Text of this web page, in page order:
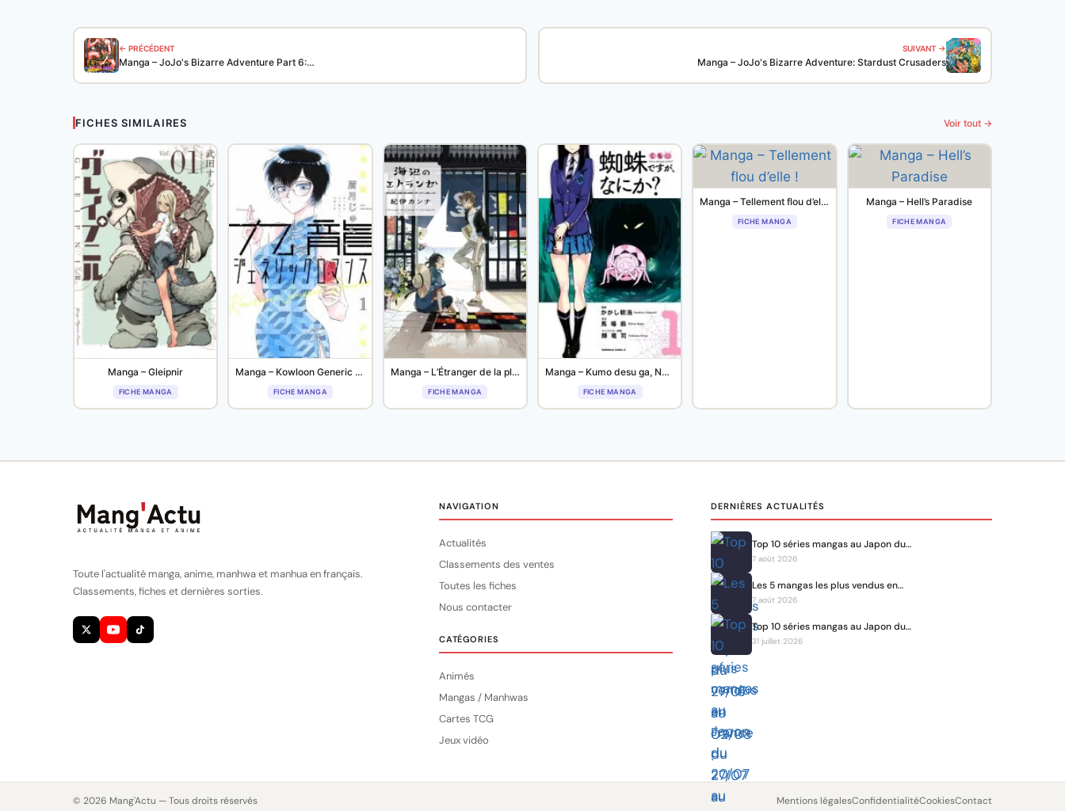
← PRÉCÉDENT
Manga – JoJo's Bizarre Adventure Part 6:…
SUIVANT →
Manga – JoJo's Bizarre Adventure: Stardust Crusaders
FICHES SIMILAIRES Voir tout →
Manga – Gleipnir
FICHE MANGA
Manga – Kowloon Generic Romance
FICHE MANGA
Manga – L’Étranger de la plage
FICHE MANGA
Manga – Kumo desu ga, Nani ka?
FICHE MANGA
Manga – Tellement flou d’elle !
FICHE MANGA
Manga – Hell’s Paradise
FICHE MANGA
Toute l'actualité manga, anime, manhwa et manhua en français.
Classements, fiches et dernières sorties.
NAVIGATION
Actualités
Classements des ventes
Toutes les fiches
Nous contacter
CATÉGORIES
Animés
Mangas / Manhwas
Cartes TCG
Jeux vidéo
DERNIÈRES ACTUALITÉS
Top 10 séries mangas au Japon du…
7 août 2026
Les 5 mangas les plus vendus en…
7 août 2026
Top 10 séries mangas au Japon du…
31 juillet 2026
© 2026 Mang'Actu — Tous droits réservés Mentions légalesConfidentialitéCookiesContact